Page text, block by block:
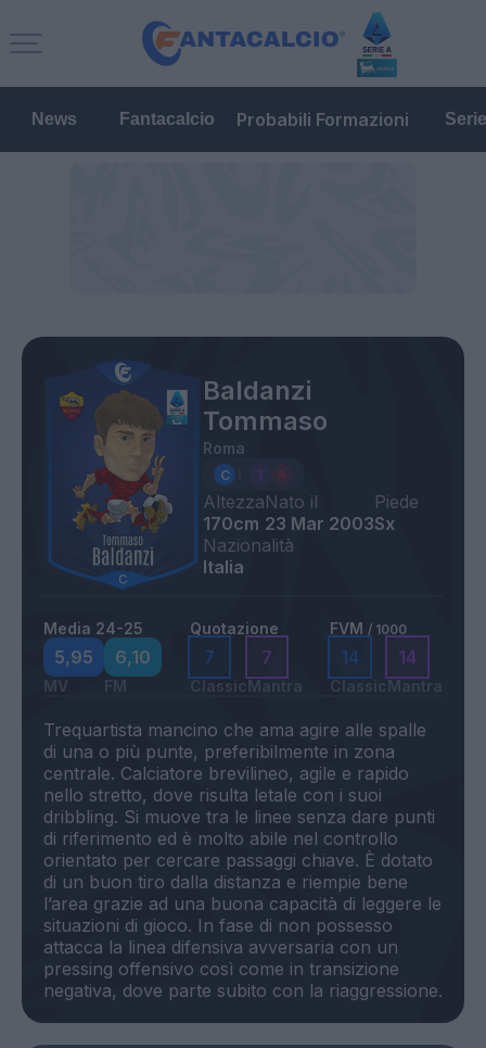
News Fantacalcio Probabili Formazioni
Baldanzi
Tommaso
Roma
Altezza
170cm
Nato il
23 Mar 2003
Piede
Sx
Nazionalità
Italia
Media 24-25
5,95
MV
6,10
FM
Quotazione
7
Classic
7
Mantra
FVM / 1000
14
Classic
14
Mantra
Trequartista mancino che ama agire alle spalle
di una o più punte, preferibilmente in zona
centrale. Calciatore brevilineo, agile e rapido
nello stretto, dove risulta letale con i suoi
dribbling. Si muove tra le linee senza dare punti
di riferimento ed è molto abile nel controllo
orientato per cercare passaggi chiave. È dotato
di un buon tiro dalla distanza e riempie bene
l’area grazie ad una buona capacità di leggere le
situazioni di gioco. In fase di non possesso
attacca la linea difensiva avversaria con un
pressing offensivo così come in transizione